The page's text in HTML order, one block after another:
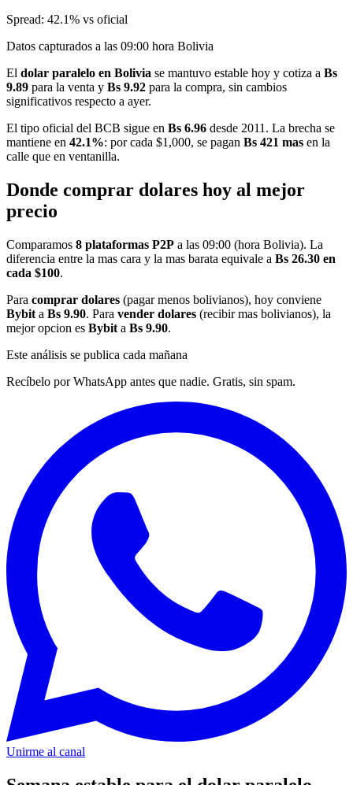
Spread: 42.1% vs oficial
Datos capturados a las 09:00 hora Bolivia
El dolar paralelo en Bolivia se mantuvo estable hoy y cotiza a Bs
9.89 para la venta y Bs 9.92 para la compra, sin cambios
significativos respecto a ayer.
El tipo oficial del BCB sigue en Bs 6.96 desde 2011. La brecha se
mantiene en 42.1%: por cada $1,000, se pagan Bs 421 mas en la
calle que en ventanilla.
Donde comprar dolares hoy al mejor
precio
Comparamos 8 plataformas P2P a las 09:00 (hora Bolivia). La
diferencia entre la mas cara y la mas barata equivale a Bs 26.30 en
cada $100.
Para comprar dolares (pagar menos bolivianos), hoy conviene
Bybit a Bs 9.90. Para vender dolares (recibir mas bolivianos), la
mejor opcion es Bybit a Bs 9.90.
Este análisis se publica cada mañana
Recíbelo por WhatsApp antes que nadie. Gratis, sin spam.
Unirme al canal